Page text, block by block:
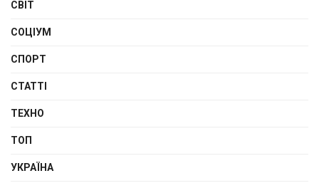
СВІТ
СОЦІУМ
СПОРТ
СТАТТІ
ТЕХНО
ТОП
УКРАЇНА